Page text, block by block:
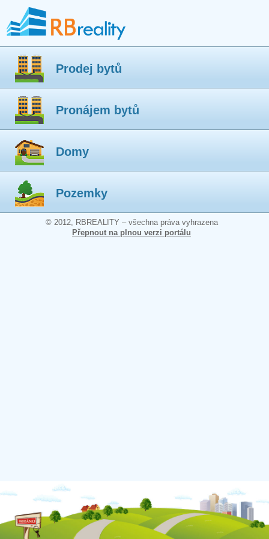
Prodej bytů
Pronájem bytů
Domy
Pozemky
© 2012, RBREALITY – všechna práva vyhrazena
Přepnout na plnou verzi portálu